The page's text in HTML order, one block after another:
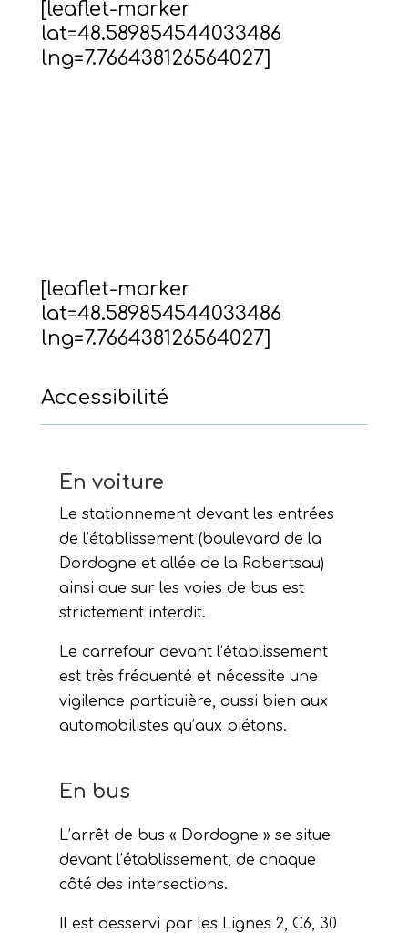
[leaflet-marker
lat=48.589854544033486
lng=7.766438126564027]
[leaflet-marker
lat=48.589854544033486
lng=7.766438126564027]
Accessibilité
En voiture
Le stationnement devant les entrées
de l’établissement (boulevard de la
Dordogne et allée de la Robertsau)
ainsi que sur les voies de bus est
strictement interdit.
Le carrefour devant l’établissement
est très fréquenté et nécessite une
vigilence particuière, aussi bien aux
automobilistes qu’aux piétons.
En bus
L’arrêt de bus « Dordogne » se situe
devant l’établissement, de chaque
côté des intersections.
Il est desservi par les Lignes 2, C6, 30